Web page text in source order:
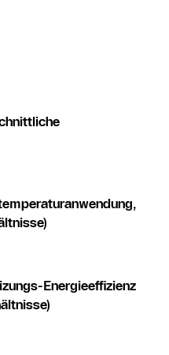
Energieeffizienz